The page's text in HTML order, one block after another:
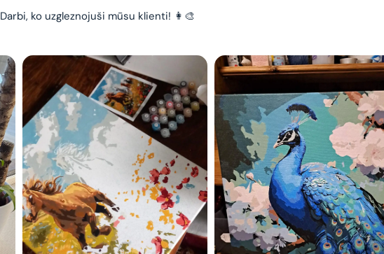
Darbi, ko uzgleznojuši mūsu klienti! 👩‍🎨-10% pirmajam
Vienkāršs veids, kā atslābināties un
nomierināt trauksmainās domas 😌
Esmu iepazinies ar GleznoPats.lv
privātuma politiku un piekrītu tai
GleznoPats.lvPrivātuma politika